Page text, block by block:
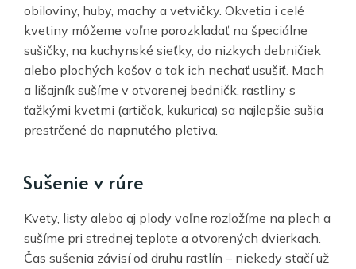
obiloviny, huby, machy a vetvičky. Okvetia i celé
kvetiny môžeme voľne porozkladať na špeciálne
sušičky, na kuchynské sieťky, do nizkych debničiek
alebo plochých košov a tak ich nechať usušiť. Mach
a lišajník sušíme v otvorenej bedničk, rastliny s
ťažkými kvetmi (artičok, kukurica) sa najlepšie sušia
prestrčené do napnutého pletiva.
Sušenie v rúre
Kvety, listy alebo aj plody voľne rozložíme na plech a
sušíme pri strednej teplote a otvorených dvierkach.
Čas sušenia závisí od druhu rastlín – niekedy stačí už